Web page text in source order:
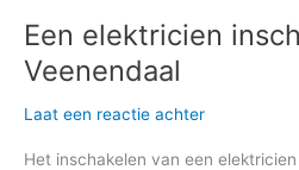
Een elektricien
Veenendaal
Laat een reactie achter
Het inschakelen van een